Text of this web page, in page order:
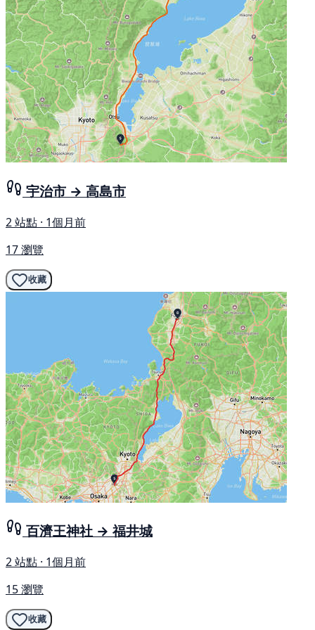
宇治市 → 高島市
2 站點 · 1個月前
17 瀏覽
收藏
百濟王神社 → 福井城
2 站點 · 1個月前
15 瀏覽
收藏